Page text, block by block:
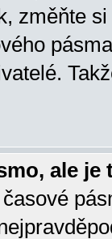
změňte
ale je